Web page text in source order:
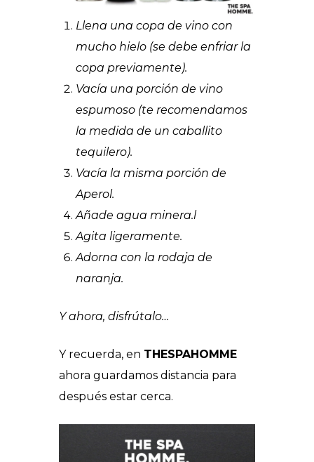
Llena una copa de vino con
mucho hielo (se debe enfriar la
copa previamente).
Vacía una porción de vino
espumoso (te recomendamos
la medida de un caballito
tequilero).
Vacía la misma porción de
Aperol.
Añade agua minera.l
Agita ligeramente.
Adorna con la rodaja de
naranja.
Y ahora, disfrútalo…
Y recuerda, en THESPAHOMME
ahora guardamos distancia para
después estar cerca.